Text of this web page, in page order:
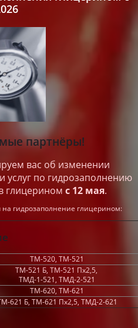
партнёры!
вас об изменении
услуг по гидрозаполнению
глицерином с 12 мая.
гидрозаполнение глицерином:
ТМ-520, ТМ-521
ТМ-521 Б, ТМ-521 Пх2,5,
ТМД-1-521, ТМД-2-521
ТМ-620, ТМ-621
621 Б, ТМ-621 Пх2,5, ТМД-2-621